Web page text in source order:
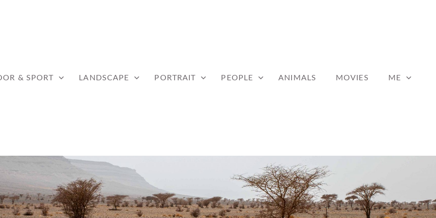
& SPORT LANDSCAPE PORTRAIT PEOPLE ANIMALS MOVIES ME